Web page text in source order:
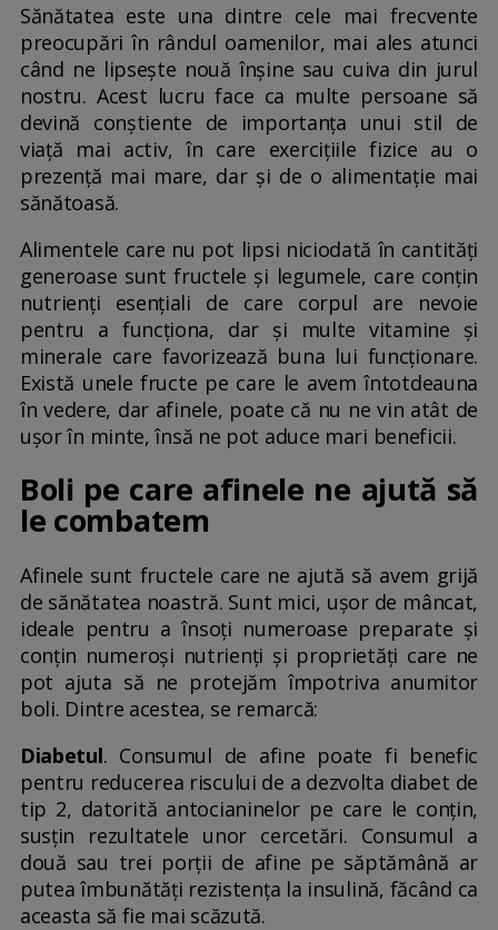
Sănătatea este una dintre cele mai frecvente
preocupări în rândul oamenilor, mai ales atunci
când ne lipsește nouă înșine sau cuiva din jurul
nostru. Acest lucru face ca multe persoane să
devină conștiente de importanța unui stil de
viață mai activ, în care exercițiile fizice au o
prezență mai mare, dar și de o alimentație mai
sănătoasă.
Alimentele care nu pot lipsi niciodată în cantități
generoase sunt fructele și legumele, care conțin
nutrienți esențiali de care corpul are nevoie
pentru a funcționa, dar și multe vitamine și
minerale care favorizează buna lui funcționare.
Există unele fructe pe care le avem întotdeauna
în vedere, dar afinele, poate că nu ne vin atât de
ușor în minte, însă ne pot aduce mari beneficii.
Boli pe care afinele ne ajută să
le combatem
Afinele sunt fructele care ne ajută să avem grijă
de sănătatea noastră. Sunt mici, ușor de mâncat,
ideale pentru a însoți numeroase preparate și
conțin numeroși nutrienți și proprietăți care ne
pot ajuta să ne protejăm împotriva anumitor
boli. Dintre acestea, se remarcă:
Diabetul. Consumul de afine poate fi benefic
pentru reducerea riscului de a dezvolta diabet de
tip 2, datorită antocianinelor pe care le conțin,
susțin rezultatele unor cercetări. Consumul a
două sau trei porții de afine pe săptămână ar
putea îmbunătăți rezistența la insulină, făcând ca
aceasta să fie mai scăzută.